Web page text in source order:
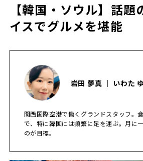
【韓国・ソウル】話題
イスでグルメを堪能
岩田 夢真 ｜ いわた
関西国際空港で働くグランドスタッフ。
で、特に韓国には頻繁に足を運ぶ。月に
のが目標。